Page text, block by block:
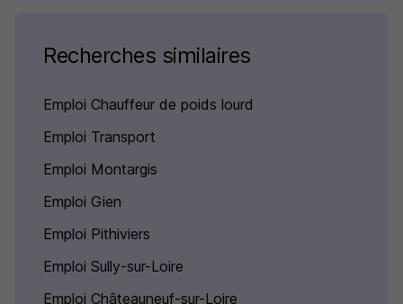
Recherches similaires
Emploi Chauffeur de poids lourd
Emploi Transport
Emploi Montargis
Emploi Gien
Emploi Pithiviers
Emploi Sully-sur-Loire
Emploi Châteauneuf-sur-Loire